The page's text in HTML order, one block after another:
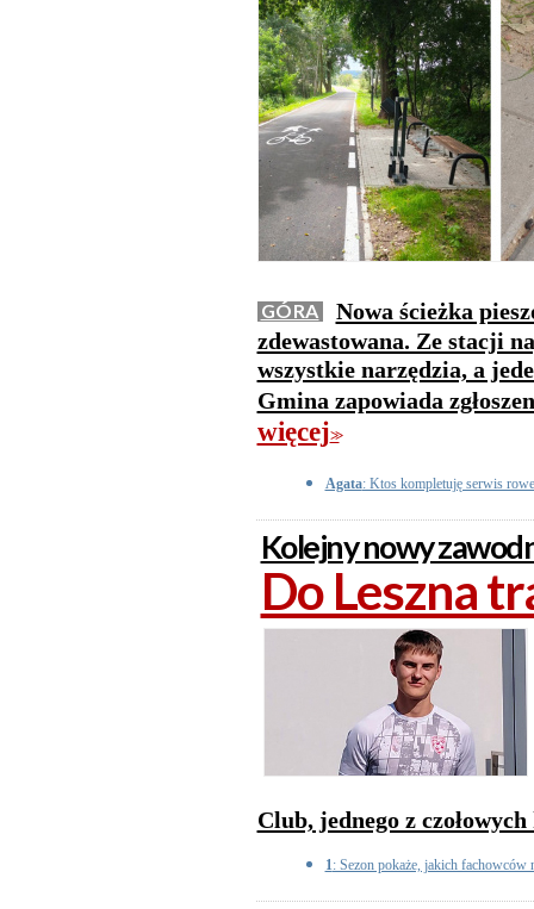
GÓRA
Nowa ścieżka
zdewastowana. Ze stacji
wszystkie narzędzia, a
Gmina zapowiada
więcej>>
Agata: Ktos kompletuję serwis
Kolejny nowy
Do Leszna
Club, jednego z
1: Sezon pokaże, jakich fachowców